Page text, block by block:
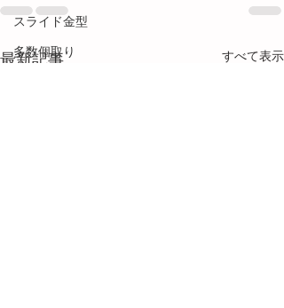
スライド金型
多数個取り
最新記事 すべて表示